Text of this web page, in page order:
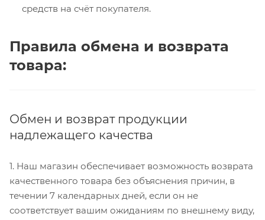
средств на счёт покупателя.
Правила обмена и возврата
товара:
Обмен и возврат продукции
надлежащего качества
1. Наш магазин обеспечивает возможность возврата
качественного товара без объяснения причин, в
течении 7 календарных дней, если он не
соответствует вашим ожиданиям по внешнему виду,